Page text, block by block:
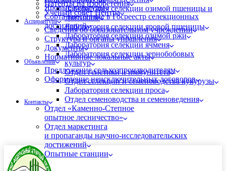
Лаборатория селекции озимой пшеницы и
тритикале
Лаборатория селекции яровой пшеницы
Лаборатория селекции озимой ржи
Лаборатория селекции ячменя
Лаборатория селекции зернобобовых
культур
Отдел генетики и иммунитета
Отдел селекции и семеноводства кукурузы
Лаборатория селекции проса
Отдел семеноводства и семеноведения
Отдел «Каменно-Степное
опытное лесничество»
Отдел маркетинга
и пропаганды научно-исследовательских
достижений
Опытные станции
Патенты на изобретения
Ученый совет Центра
Яровые культуры
Сорта внесённые в Госреестр селекционных
достижений
Аспирантура
Сведения об образовательном учреждении
Структура и органы управления
Документы
Нормативные локальные акты
Объявления
Предложение сельхозпроизводителям
Оформление неисключительных договоров
Контакты